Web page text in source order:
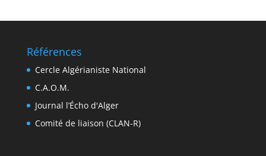
Références
Cercle Algérianiste National
C.A.O.M.
Journal l’Écho d'Alger
Comité de liaison (CLAN-R)